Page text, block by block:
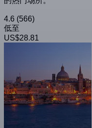
4.6 (566)
低至
US$28.81